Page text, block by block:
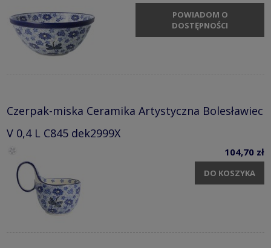
POWIADOM O
DOSTĘPNOŚCI
Czerpak-miska Ceramika Artystyczna Bolesławiec
V 0,4 L C845 dek2999X
104,70 zł
DO KOSZYKA